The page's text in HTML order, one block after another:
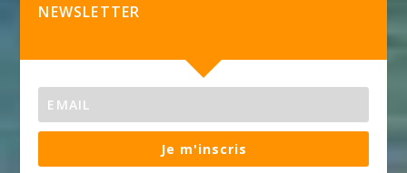
NEWSLETTER
Je m'inscris